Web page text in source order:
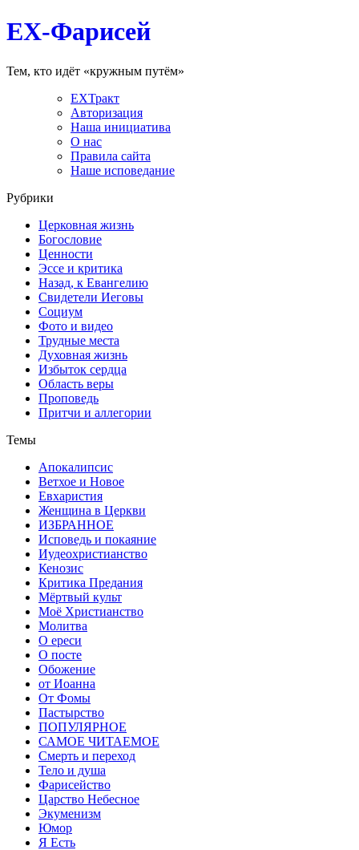
EX-Фарисей
Тем, кто идёт «кружным путём»
EXТракт
Авторизация
Наша инициатива
О нас
Правила сайта
Наше исповедание
Рубрики
Церковная жизнь
Богословие
Ценности
Эссе и критика
Назад, к Евангелию
Свидетели Иеговы
Социум
Фото и видео
Трудные места
Духовная жизнь
Избыток сердца
Область веры
Проповедь
Притчи и аллегории
Темы
Апокалипсис
Ветхое и Новое
Евхаристия
Женщина в Церкви
ИЗБРАННОЕ
Исповедь и покаяние
Иудеохристианство
Кенозис
Критика Предания
Мёртвый культ
Моё Христианство
Молитва
О ереси
О посте
Обожение
от Иоанна
От Фомы
Пастырство
ПОПУЛЯРНОЕ
САМОЕ ЧИТАЕМОЕ
Смерть и переход
Тело и душа
Фарисейство
Царство Небесное
Экуменизм
Юмор
Я Есть